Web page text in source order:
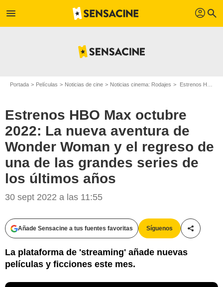
menu profil search
Portada Películas Noticias de cine Noticias cinema: Rodajes Estrenos HBO Max octubre 2022: La nueva aventura de Wonder Woman y el regreso de una de las grandes series de los últimos años
Estrenos HBO Max octubre
2022: La nueva aventura de
Wonder Woman y el regreso de
una de las grandes series de
los últimos años
30 sept 2022 a las 11:55
Añade Sensacine a tus fuentes favoritas Síguenos
La plataforma de 'streaming' añade nuevas
películas y ficciones este mes.